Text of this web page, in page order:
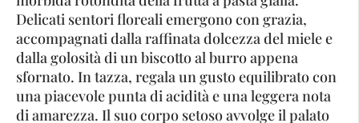
Delicati sentori floreali emergono con grazia,
accompagnati dalla raffinata dolcezza del miele e
dalla golosità di un biscotto al burro appena
sfornato. In tazza, regala un gusto equilibrato con
una piacevole punta di acidità e una leggera nota
di amarezza. Il suo corpo setoso avvolge il palato